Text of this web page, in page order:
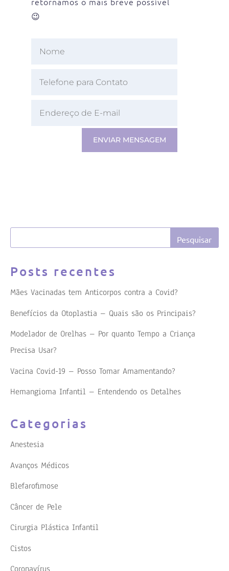
😉
ENVIAR MENSAGEM
Posts recentes
Mães Vacinadas tem Anticorpos contra a Covid?
Benefícios da Otoplastia – Quais são os Principais?
Modelador de Orelhas – Por quanto Tempo a Criança
Precisa Usar?
Vacina Covid-19 – Posso Tomar Amamentando?
Hemangioma Infantil – Entendendo os Detalhes
Categorias
Anestesia
Avanços Médicos
Blefarofimose
Câncer de Pele
Cirurgia Plástica Infantil
Cistos